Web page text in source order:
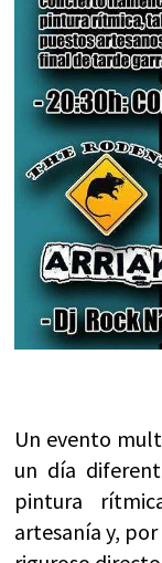
Un evento
un día
pintura
artesanía y,